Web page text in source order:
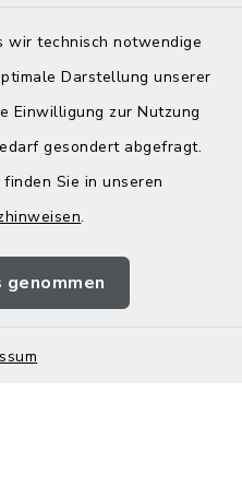
wir technisch notwendige
Darstellung unserer
Einwilligung zur Nutzung
gesondert abgefragt.
Sie in unseren
.
genommen